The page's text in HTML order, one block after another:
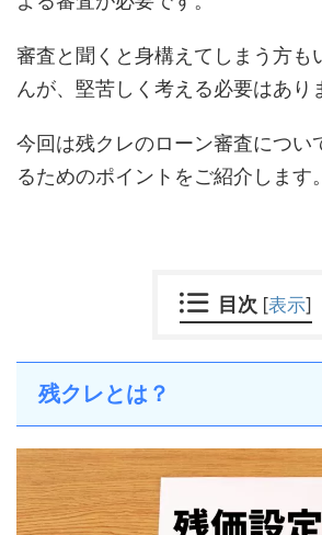
審査と聞くと身構えてしまう方も
んが、堅苦しく考える必要はあり
今回は残クレのローン審査につい
るためのポイントをご紹介します。
目次 [表示]
残クレとは？